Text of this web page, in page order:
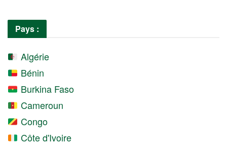
Pays :
Algérie
Bénin
Burkina Faso
Cameroun
Congo
Côte d'Ivoire